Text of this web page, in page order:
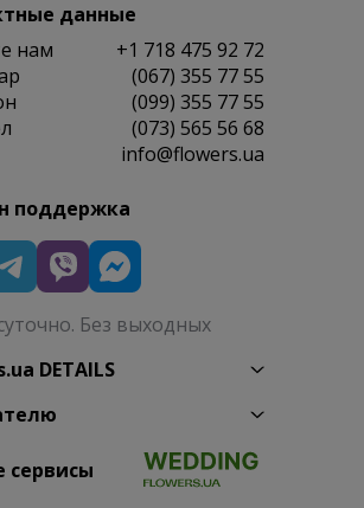
данные
нам
+1 718 475 92 72
(067) 355 77 55
(099) 355 77 55
(073) 565 56 68
info@flowers.ua
поддержка
Без выходных
DETAILS
сервисы